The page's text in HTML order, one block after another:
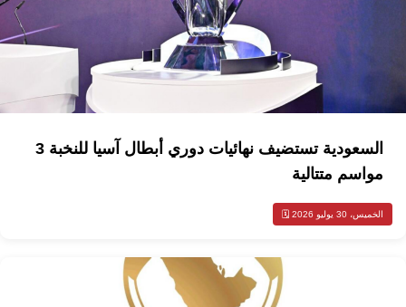
السعودية تستضيف نهائيات دوري أبطال آسيا للنخبة 3
مواسم متتالية
الخميس، 30 يوليو 2026 🗓️